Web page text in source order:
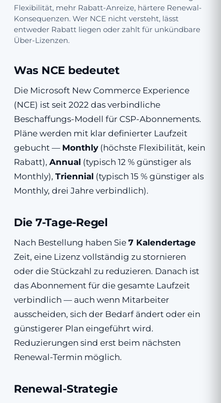
Flexibilität, mehr Rabatt-Anreize, härtere Renewal-
Konsequenzen. Wer NCE nicht versteht, lässt
entweder Rabatt liegen oder zahlt für unkündbare
Über-Lizenzen.
Was NCE bedeutet
Die Microsoft New Commerce Experience
(NCE) ist seit 2022 das verbindliche
Beschaffungs-Modell für CSP-Abonnements.
Pläne werden mit klar definierter Laufzeit
gebucht — Monthly (höchste Flexibilität, kein
Rabatt), Annual (typisch 12 % günstiger als
Monthly), Triennial (typisch 15 % günstiger als
Monthly, drei Jahre verbindlich).
Die 7-Tage-Regel
Nach Bestellung haben Sie 7 Kalendertage
Zeit, eine Lizenz vollständig zu stornieren
oder die Stückzahl zu reduzieren. Danach ist
das Abonnement für die gesamte Laufzeit
verbindlich — auch wenn Mitarbeiter
ausscheiden, sich der Bedarf ändert oder ein
günstigerer Plan eingeführt wird.
Reduzierungen sind erst beim nächsten
Renewal-Termin möglich.
Renewal-Strategie